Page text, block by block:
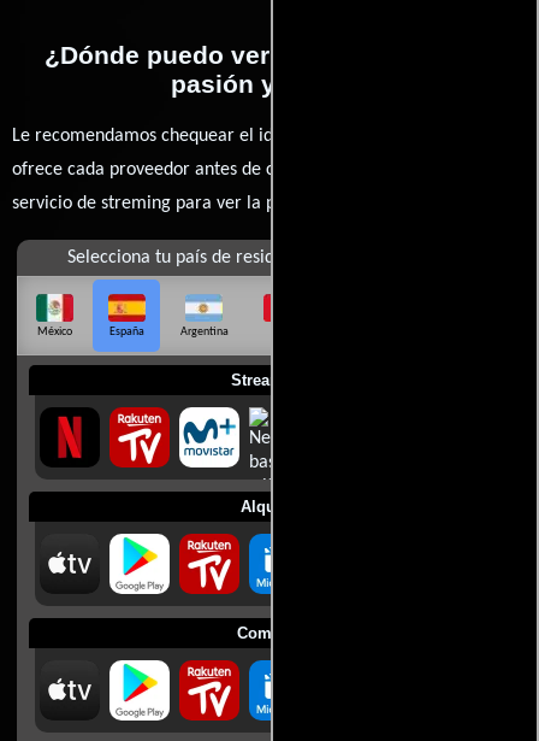
¿Dónde puedo ver la películas Rush:
pasión y gloria?
Le recomendamos chequear el idioma, doblaje o subtítulos que
ofrece cada proveedor antes de comprar, alquilar o contratar un
servicio de streming para ver la películas.
Selecciona tu país de residencia
México España Argentina
Streaming
Alquilar
Comprar